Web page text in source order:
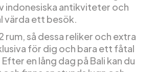
indonesiska antikviteter och
värda ett besök.
rum, så dessa reliker och extra
för dig och bara ett fåtal
en lång dag på Bali kan du